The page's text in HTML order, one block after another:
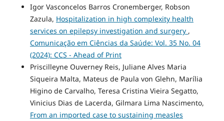
Igor Vasconcelos Barros Cronemberger, Robson
Zazula, Hospitalization in high complexity health
services on epilepsy investigation and surgery ,
Comunicação em Ciências da Saúde: Vol. 35 No. 04
(2024): CCS - Ahead of Print
Priscilleyne Ouverney Reis, Juliane Alves Maria
Siqueira Malta, Mateus de Paula von Glehn, Marília
Higino de Carvalho, Teresa Cristina Vieira Segatto,
Vinicius Dias de Lacerda, Gilmara Lima Nascimento,
From an imported case to sustaining measles